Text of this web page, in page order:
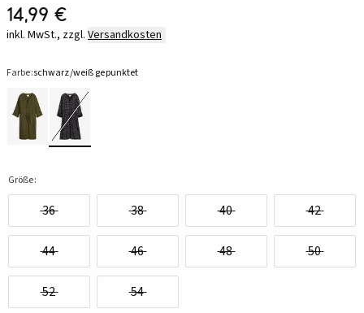
14,99 €
inkl. MwSt., zzgl. Versandkosten
Farbe:schwarz/weiß gepunktet
Größe:
36 38 40 42
44 46 48 50
52 54